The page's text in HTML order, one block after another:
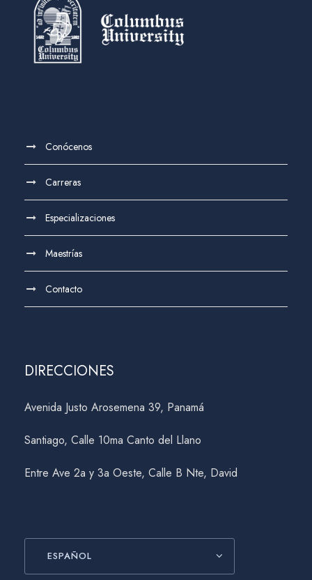
Conócenos
Carreras
Especializaciones
Maestrías
Contacto
DIRECCIONES
Avenida Justo Arosemena 39, Panamá
Santiago, Calle 10ma Canto del Llano
Entre Ave 2a y 3a Oeste, Calle B Nte, David
ESPAÑOL